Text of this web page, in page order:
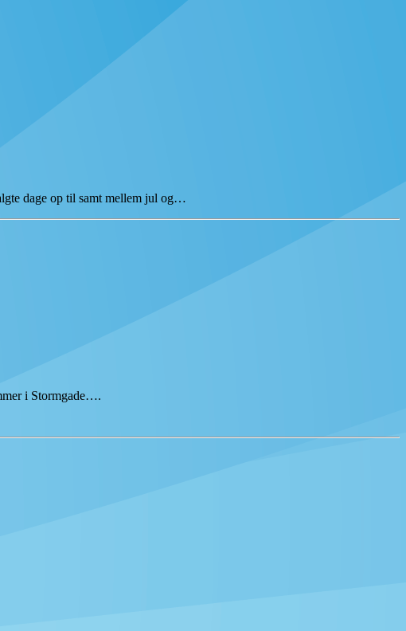
dage op til samt mellem jul og…
i Stormgade….